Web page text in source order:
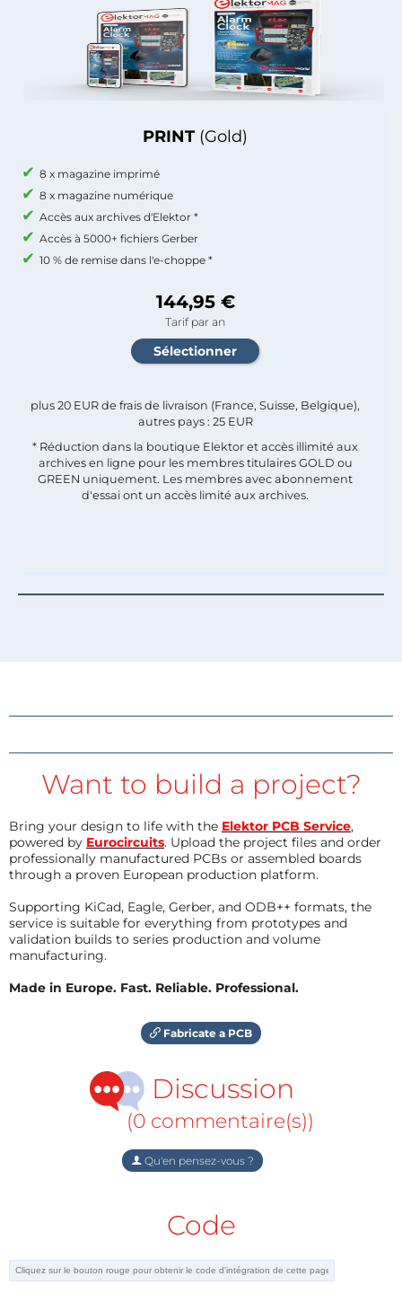
PRINT (Gold)
8 x magazine imprimé
8 x magazine numérique
Accès aux archives d'Elektor *
Accès à 5000+ fichiers Gerber
10 % de remise dans l'e-choppe *
144,95 €
Tarif par an
plus 20 EUR de frais de livraison (France, Suisse, Belgique),
autres pays : 25 EUR
* Réduction dans la boutique Elektor et accès illimité aux
archives en ligne pour les membres titulaires GOLD ou
GREEN uniquement. Les membres avec abonnement
d'essai ont un accès limité aux archives.
Want to build a project?
Bring your design to life with the Elektor PCB Service,
powered by Eurocircuits. Upload the project files and order
professionally manufactured PCBs or assembled boards
through a proven European production platform.
Supporting KiCad, Eagle, Gerber, and ODB++ formats, the
service is suitable for everything from prototypes and
validation builds to series production and volume
manufacturing.
Made in Europe. Fast. Reliable. Professional.
Fabricate a PCB
Discussion
(0 commentaire(s))
Qu'en pensez-vous ?
Code